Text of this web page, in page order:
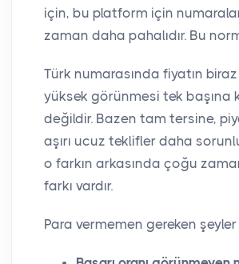
için, bu platform için
zaman daha pahalıdır. Bu
Türk numarasında fiyatın
yüksek görünmesi tek başına
değildir. Bazen tam tersine,
aşırı ucuz teklifler daha
o farkın arkasında çoğu
farkı vardır.
Para vermemen gereken